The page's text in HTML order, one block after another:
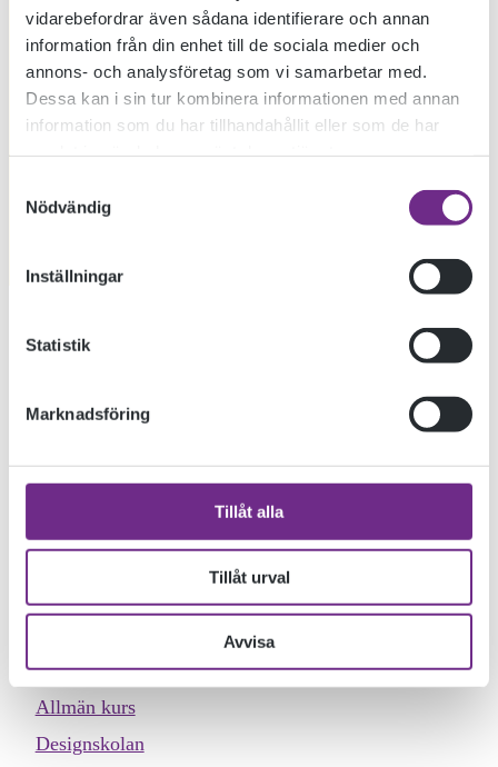
vidarebefordrar även sådana identifierare och annan
information från din enhet till de sociala medier och
annons- och analysföretag som vi samarbetar med.
Dessa kan i sin tur kombinera informationen med annan
information som du har tillhandahållit eller som de har
Nödvändig
Inställningar
Statistik
Marknadsföring
Tillåt alla
Tillåt urval
Avvisa
Vi startar en ny omgång kroki/ modellmålning nu på torsdag
Det blir fyra torsdagar i rad. 15.00-17.00 kroki d.v.s. snabba
skulptur eller modellteckning.
av 400:- för 4×4 timmar. Plats: Skulpturateljå©n i Konstens
hus, Ölands Folkhögskola. Föranmälan och frågor skickas
jorgen.p.platzer@folkbildning.net
Allmän kurs
Designskolan